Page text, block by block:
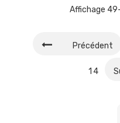
Affichage
Précédent
14